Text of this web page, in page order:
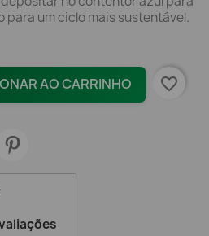
um ciclo mais sustentável.
AO CARRINHO favorite_border